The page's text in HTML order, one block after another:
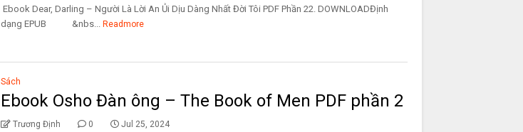
Ebook Dear, Darling – Người Là Lời An Ủi Dịu Dàng Nhất Đời Tôi PDF Phần 22. DOWNLOADĐịnh
dạng EPUB &nbs... Readmore
Sách
Ebook Osho Đàn ông – The Book of Men PDF phần 2
Trương Định 0 Jul 25, 2024